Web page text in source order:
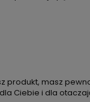
masz
Ciebie i dla